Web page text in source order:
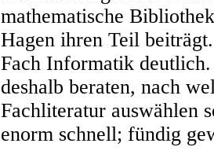
mathematische
Hagen ihren Teil
Fach Informatik
deshalb beraten, nach
Fachliteratur auswählen
enorm schnell; fündig